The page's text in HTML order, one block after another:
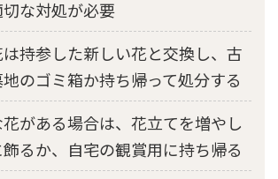
な対処が必要
持参した新しい花と交換し、古
のゴミ箱か持ち帰って処分する
がある場合は、花立てを増やし
るか、自宅の観賞用に持ち帰る